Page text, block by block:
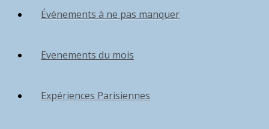
Événements à ne pas manquer
Evenements du mois
Expériences Parisiennes